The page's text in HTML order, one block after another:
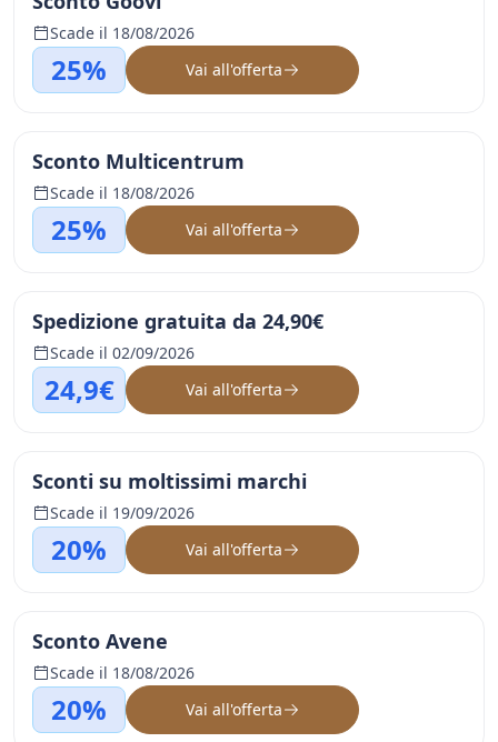
Scade il 18/08/2026
25% Vai all'offerta
Sconto Multicentrum
Scade il 18/08/2026
25% Vai all'offerta
Spedizione gratuita da 24,90€
Scade il 02/09/2026
24,9€ Vai all'offerta
Sconti su moltissimi marchi
Scade il 19/09/2026
20% Vai all'offerta
Sconto Avene
Scade il 18/08/2026
20% Vai all'offerta